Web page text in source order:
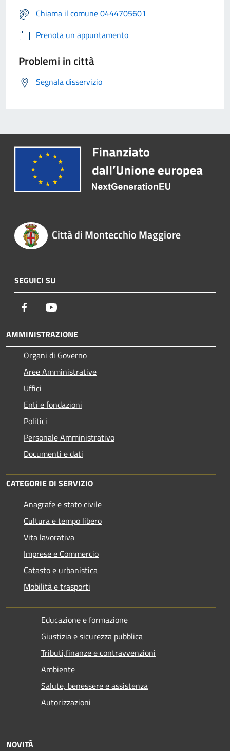
Chiama il comune 0444705601
Prenota un appuntamento
Problemi in città
Segnala disservizio
Città di Montecchio Maggiore
SEGUICI SU
Facebook
AMMINISTRAZIONE
Organi di Governo
Aree Amministrative
Uffici
Enti e fondazioni
Politici
Personale Amministrativo
Documenti e dati
CATEGORIE DI SERVIZIO
Anagrafe e stato civile
Cultura e tempo libero
Vita lavorativa
Imprese e Commercio
Catasto e urbanistica
Mobilità e trasporti
Educazione e formazione
Giustizia e sicurezza pubblica
Tributi,finanze e contravvenzioni
Ambiente
Salute, benessere e assistenza
Autorizzazioni
NOVITÀ